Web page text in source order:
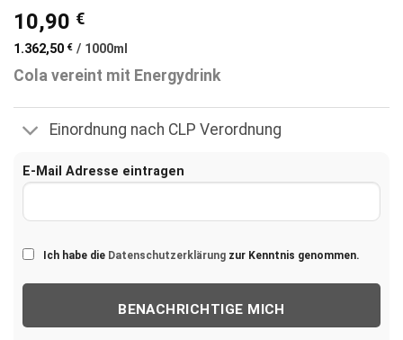
10,90 €
1.362,50 € / 1000ml
Cola vereint mit Energydrink
Einordnung nach CLP Verordnung
E-Mail Adresse eintragen
Ich habe die Datenschutzerklärung zur Kenntnis genommen.